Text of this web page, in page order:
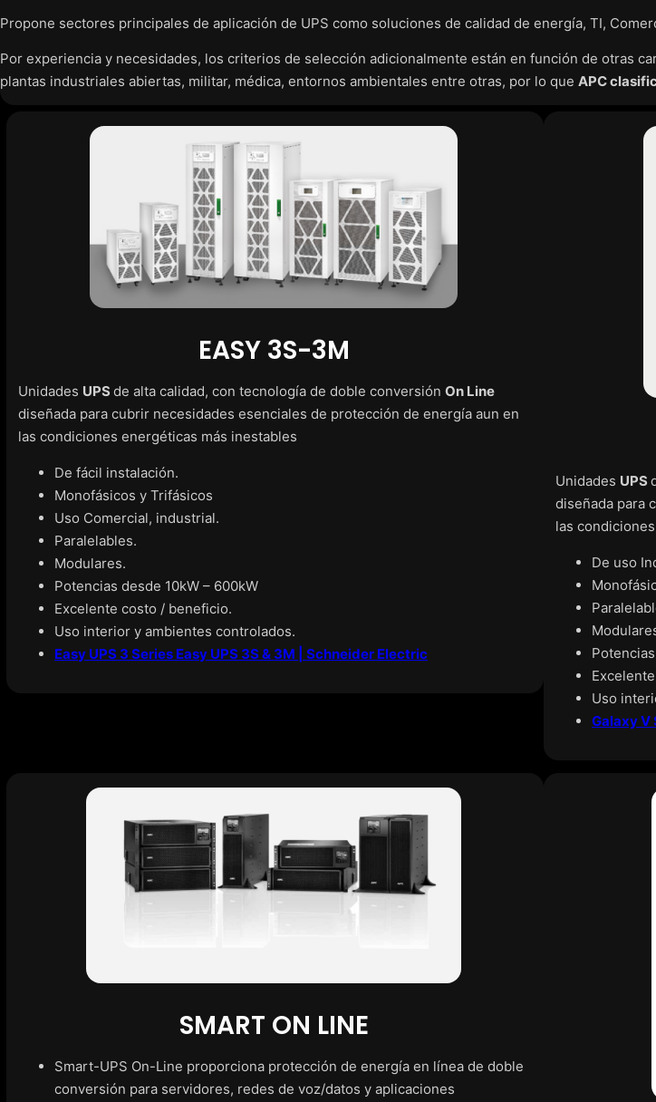
Propone sectores principales de aplicación de UPS como soluciones de calidad de energía, TI,
Por experiencia y necesidades, los criterios de selección adicionalmente están en función de otras
plantas industriales abiertas, militar, médica, entornos ambientales entre otras, por lo que APC
EASY 3S-3M
Unidades UPSde alta calidad, con tecnología de doble conversiónOn Line
diseñada para cubrir necesidades esenciales de protección de energía aun en
las condiciones energéticas más inestables
De fácil instalación.
Monofásicos y Trifásicos
Uso Comercial, industrial.
Paralelables.
Modulares.
Potencias desde 10kW – 600kW
Excelente costo / beneficio.
Uso interior y ambientes controlados.
Easy UPS 3 Series Easy UPS 3S & 3M | Schneider Electric
Unidades UPS
diseñada para
las
De uso
Uso
Galaxy V
SMART ON LINE
Smart-UPS On-Line proporciona protección de energía en línea de doble
conversión para servidores, redes de voz/datos y aplicaciones